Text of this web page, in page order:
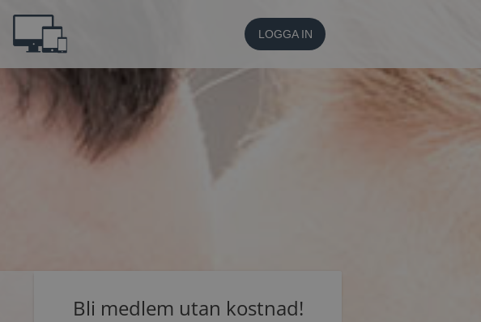
LOGGA IN
Bli medlem utan kostnad!